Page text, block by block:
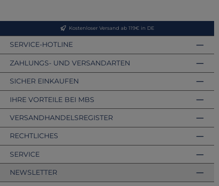
Kostenloser Versand ab 119€ in DE
SERVICE-HOTLINE
ZAHLUNGS- UND VERSANDARTEN
VERSANDHANDELSREGISTER
SICHER EINKAUFEN
IHRE VORTEILE BEI MBS
RECHTLICHES
SERVICE
NEWSLETTER